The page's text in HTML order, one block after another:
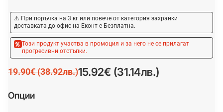
⚠️ При поръчка на 3 кг или повече от категория захранки
доставката до офис на Еконт е Безплатна.
Този продукт участва в промоция и за него не се прилагат
прогресивни отстъпки.
15.92€ (31.14лв.)
19.90€ (38.92лв.)
Опции